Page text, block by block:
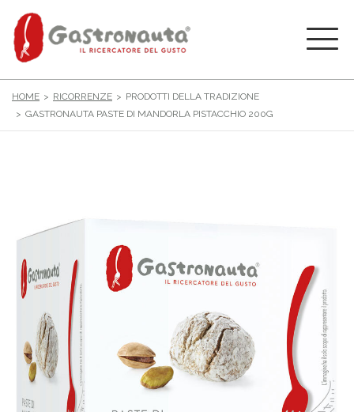
HOME RICORRENZE
PRODOTTI DELLA TRADIZIONE
GASTRONAUTA PASTE DI MANDORLA PISTACCHIO 200G